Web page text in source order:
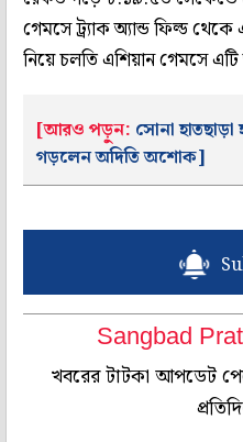
গেমসে ট্র্যাক অ্যান্ড ফিল্ড
নিয়ে চলতি এশিয়ান গেমসে
[আরও পড়ুন: সোনা
গড়লেন অদিতি অশোক]
Sangbad
খবরের টাটকা আপডেট